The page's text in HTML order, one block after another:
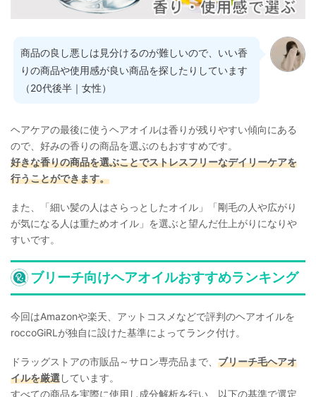
商品の良し悪しは見分けるのが難しいので、いい香
りの商品や使用感が良い商品を探したりしています
（20代後半｜女性）
ヘアケアの最後に使うヘアオイルは香りが残りやすい傾向にある
ので、好みの香りの商品を選ぶのもおすすめです。
好きな香りの商品を選ぶことでストレスフリーなデイリーケアを
行うことができます。
また、「細い髪の人はさらっとしたオイル」「剛毛の人や広がり
が気になる人は重ためオイル」を選ぶと望んだ仕上がりになりや
すいです。
ブリーチ向けヘアオイルおすすめランキング
今回はAmazonや楽天、アットコスメなどで評判のヘアオイルを
roccoGiRLが独自に設けた基準によってランク付け。
ドラッグストアの市販品～サロン専売品まで、 ブリーチ毛ヘアオ
イルを厳選しています。
すべての商品を実際に使用し成分解析を行い、以下の基準で選定